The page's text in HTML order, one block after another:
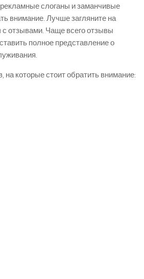
слоганы и заманчивые
внимание. Лучше загляните на
отзывами. Чаще всего отзывы
полное представление о
на которые стоит обратить внимание: